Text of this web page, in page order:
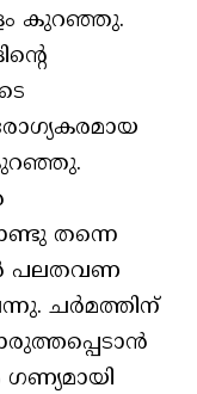
കുറഞ്ഞു.
കുറഞ്ഞു.
തന്നെ
പലതവണ
ചര്‍മത്തിന്
ഗണ്യമായി